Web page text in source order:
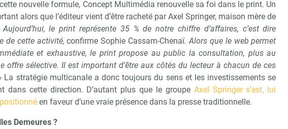
nouvelle formule, Concept Multimédia renouvelle sa foi dans le print. Un
alors que l’éditeur vient d’être racheté par Axel Springer, maison mère de
Aujourd’hui, le print représente 35 % de notre chiffre d’affaires, c’est dire
de cette activité,confirme Sophie Cassam-Chenaï. Alors que le web permet
et exhaustive, le print propose au public la consultation, plus au
offre sélective. Il est important d’être aux côtés du lecteur à chacun de ces
La stratégie multicanale a donc toujours du sens et les investissements se
dans cette direction. D’autant plus que le groupe Axel Springer s’est, lui
en faveur d’une vraie présence dans la presse traditionnelle.
Demeures ?
Non merci, je reçois déjà ! Je déciderai plus tard